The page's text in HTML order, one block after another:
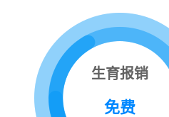
生育报销
免费